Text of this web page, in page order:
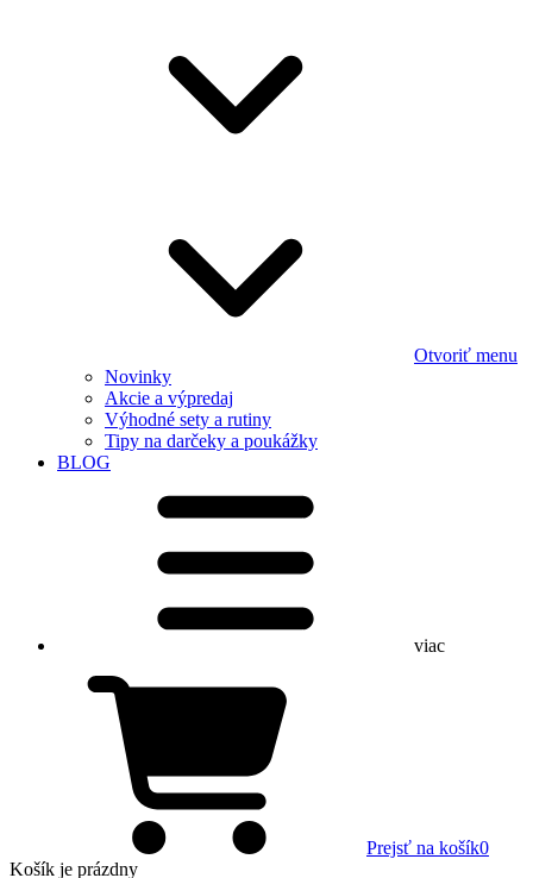
Otvoriť menu
Novinky
Akcie a výpredaj
Výhodné sety a rutiny
Tipy na darčeky a poukážky
BLOG
viac
Prejsť na košík0
Košík je prázdny